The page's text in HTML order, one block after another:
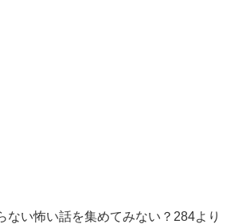
ない怖い話を集めてみない？284より